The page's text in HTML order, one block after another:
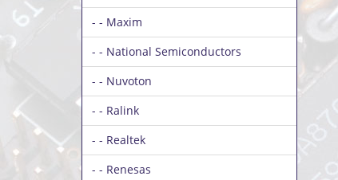
- - Maxim
- - National Semiconductors
- - Nuvoton
- - Ralink
- - Realtek
- - Renesas